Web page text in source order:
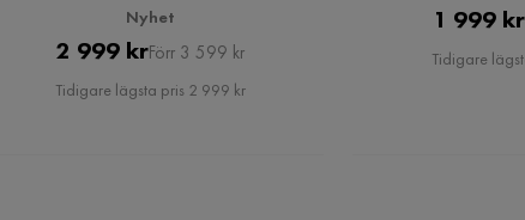
Nyhet
Pris
2 999 krOriginal
Pris
Förr 3 599 kr
Tidigare lägsta pris 2 999 kr
1 999 kr
Tidigare